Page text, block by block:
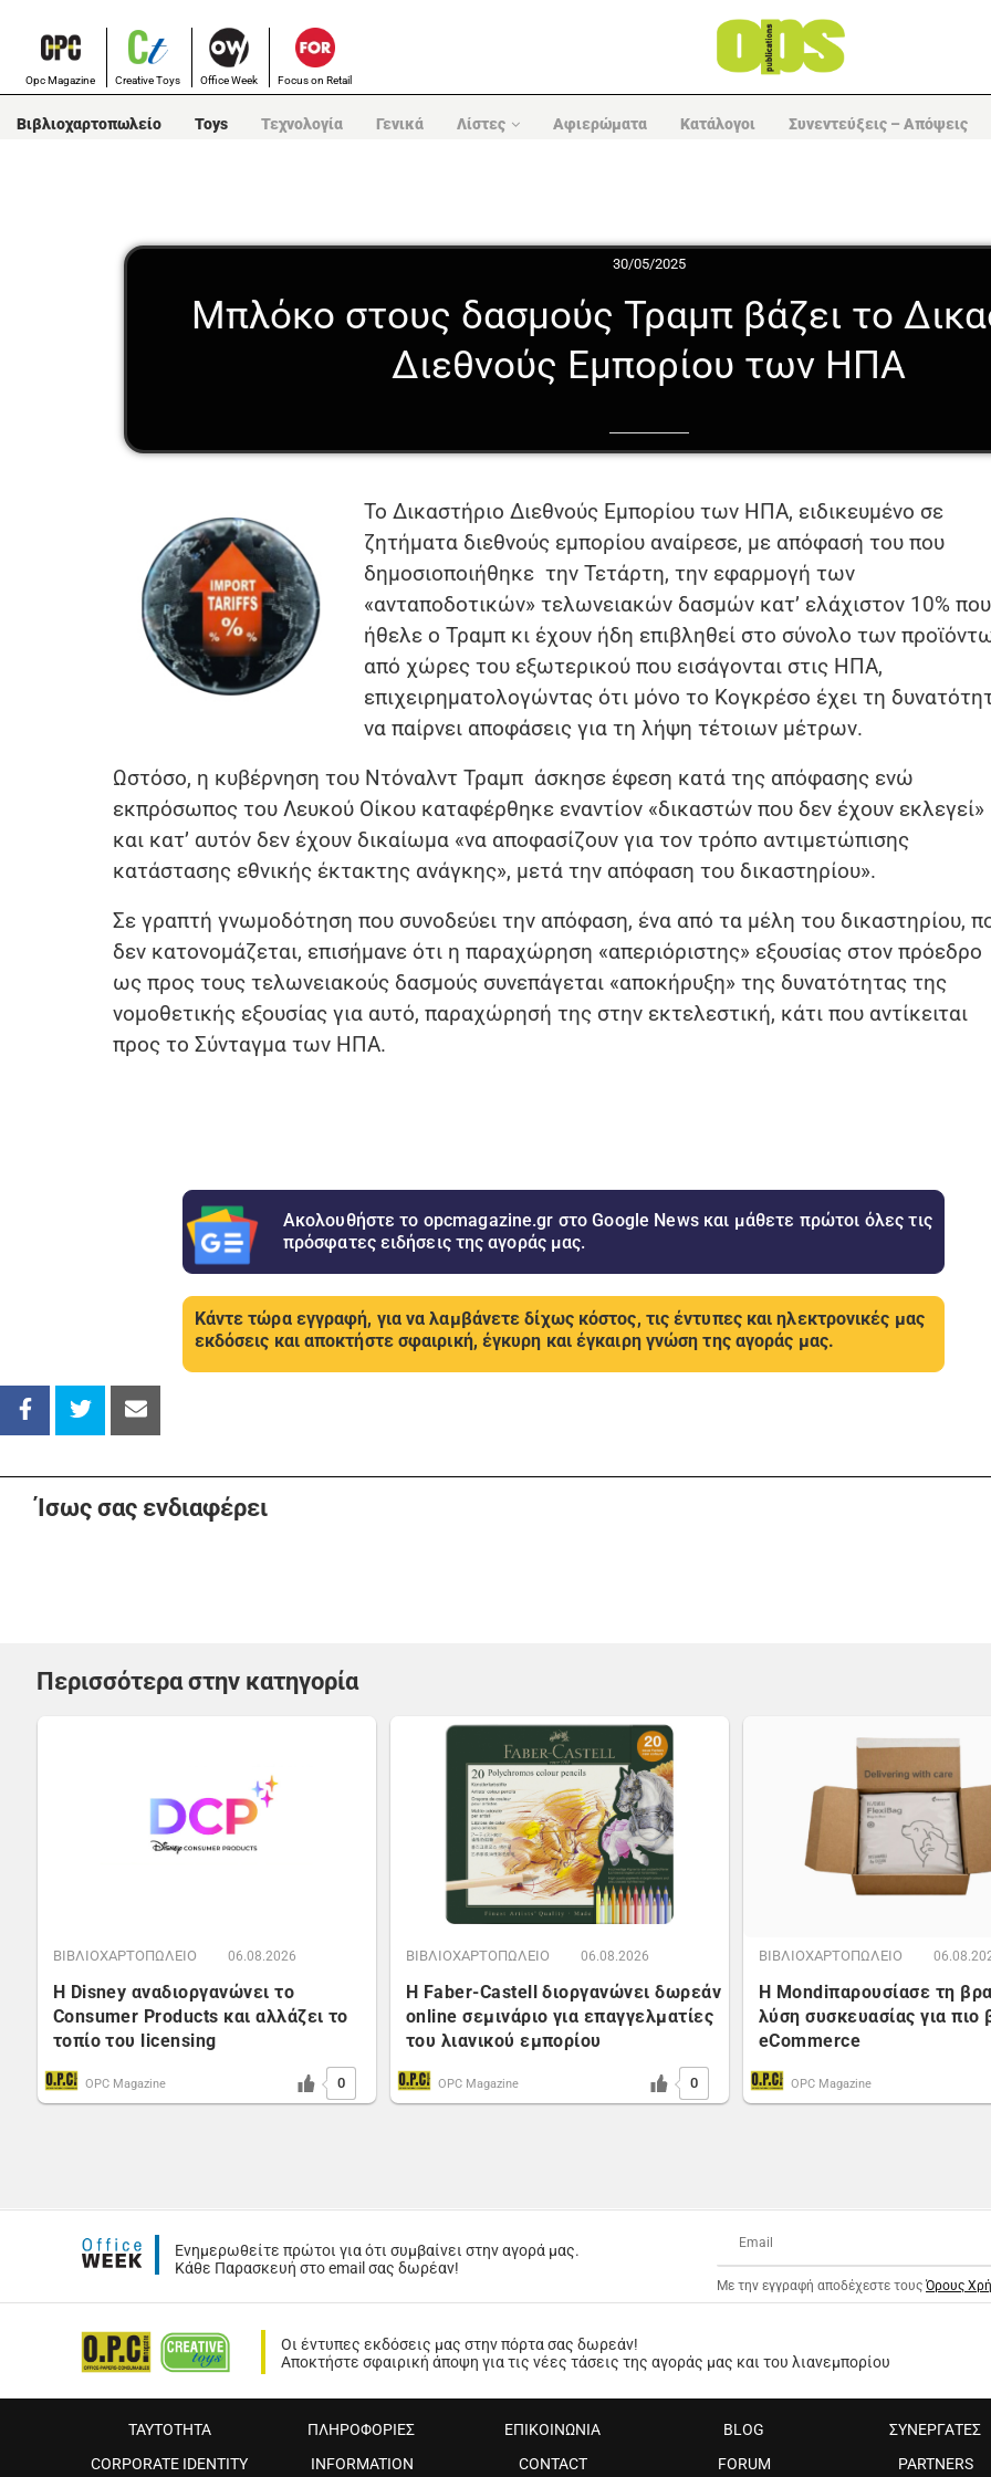
Opc Magazine Creative Toys Office Week Focus on Retail
Βιβλιοχαρτοπωλείο Toys Τεχνολογία Γενικά Λίστες Αφιερώματα Κατάλογοι Συνεντεύξεις – Απόψεις
30/05/2025
Μπλόκο στους δασμούς Τραμπ βάζει το
Διεθνούς Εμπορίου των ΗΠΑ
Το Δικαστήριο Διεθνούς Εμπορίου των ΗΠΑ, ειδικευμένο σε
ζητήματα διεθνούς εμπορίου αναίρεσε, με απόφασή του που
δημοσιοποιήθηκε την Τετάρτη, την εφαρμογή των
«ανταποδοτικών» τελωνειακών δασμών κατ’ ελάχιστον 10% που
ήθελε ο Τραμπ κι έχουν ήδη επιβληθεί στο σύνολο των
από χώρες του εξωτερικού που εισάγονται στις ΗΠΑ,
επιχειρηματολογώντας ότι μόνο το Κογκρέσο έχει τη
να παίρνει αποφάσεις για τη λήψη τέτοιων μέτρων.
Ωστόσο, η κυβέρνηση του Ντόναλντ Τραμπ άσκησε έφεση κατά της απόφασης ενώ
εκπρόσωπος του Λευκού Οίκου καταφέρθηκε εναντίον «δικαστών που δεν έχουν εκλεγεί»
και κατ’ αυτόν δεν έχουν δικαίωμα «να αποφασίζουν για τον τρόπο αντιμετώπισης
κατάστασης εθνικής έκτακτης ανάγκης», μετά την απόφαση του δικαστηρίου».
Σε γραπτή γνωμοδότηση που συνοδεύει την απόφαση, ένα από τα μέλη του δικαστηρίου,
δεν κατονομάζεται, επισήμανε ότι η παραχώρηση «απεριόριστης» εξουσίας στον πρόεδρο
ως προς τους τελωνειακούς δασμούς συνεπάγεται «αποκήρυξη» της δυνατότητας της
νομοθετικής εξουσίας για αυτό, παραχώρησή της στην εκτελεστική, κάτι που αντίκειται
προς το Σύνταγμα των ΗΠΑ.
Ακολουθήστε το opcmagazine.gr στο Google News και μάθετε πρώτοι όλες τις
πρόσφατες ειδήσεις της αγοράς μας.
Κάντε τώρα εγγραφή, για να λαμβάνετε δίχως κόστος, τις έντυπες και ηλεκτρονικές μας
εκδόσεις και αποκτήστε σφαιρική, έγκυρη και έγκαιρη γνώση της αγοράς μας.
Ίσως σας ενδιαφέρει
Περισσότερα στην κατηγορία
ΒΙΒΛΙΟΧΑΡΤΟΠΩΛΕΙΟ 06.08.2026
Η Disney αναδιοργανώνει το
Consumer Products και αλλάζει το
τοπίο του licensing
OPC Magazine 0
ΒΙΒΛΙΟΧΑΡΤΟΠΩΛΕΙΟ 06.08.2026
Η Faber-Castell διοργανώνει δωρεάν
online σεμινάριο για επαγγελματίες
του λιανικού εμπορίου
OPC Magazine 0
ΒΙΒΛΙΟΧΑΡΤΟΠΩΛΕΙΟ
Η Mondiπαρουσίασε τη
λύση συσκευασίας για πιο
eCommerce
OPC Magazine
Ενημερωθείτε πρώτοι για ότι συμβαίνει στην αγορά μας.
Κάθε Παρασκευή στο email σας δωρέαν!
Με την εγγραφή αποδέχεστε τους Όρους
Οι έντυπες εκδόσεις μας στην πόρτα σας δωρεάν!
Αποκτήστε σφαιρική άποψη για τις νέες τάσεις της αγοράς μας και του λιανεμπορίου
ΤΑΥΤΟΤΗΤΑ ΠΛΗΡΟΦΟΡΙΕΣ ΕΠΙΚΟΙΝΩΝΙΑ BLOG ΣΥΝΕΡΓΑΤΕΣ
CORPORATE IDENTITY
INFORMATION CONTACT FORUM PARTNERS